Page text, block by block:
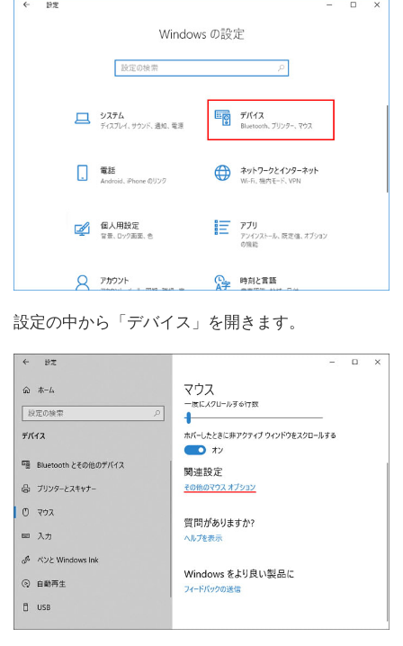
設定の中から「デバイス」を開きます。